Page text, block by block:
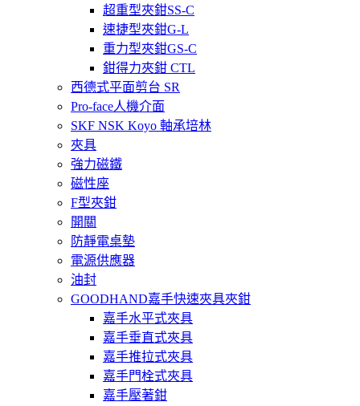
超重型夾鉗SS-C
速捷型夾鉗G-L
重力型夾鉗GS-C
鉗得力夾鉗 CTL
西德式平面剪台 SR
Pro-face人機介面
SKF NSK Koyo 軸承培林
夾具
強力磁鐵
磁性座
F型夾鉗
開關
防靜電桌墊
電源供應器
油封
GOODHAND嘉手快速夾具夾鉗
嘉手水平式夾具
嘉手垂直式夾具
嘉手推拉式夾具
嘉手門栓式夾具
嘉手壓著鉗